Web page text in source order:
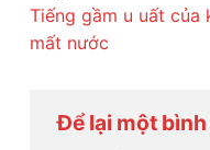
Tiếng gầm u uất
mất nước
Để lại một